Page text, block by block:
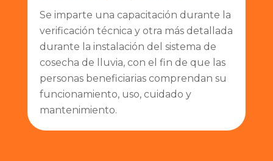
Se imparte una capacitación durante la
verificación técnica y otra más detallada
durante la instalación del sistema de
cosecha de lluvia, con el fin de que las
personas beneficiarias comprendan su
funcionamiento, uso, cuidado y
mantenimiento.